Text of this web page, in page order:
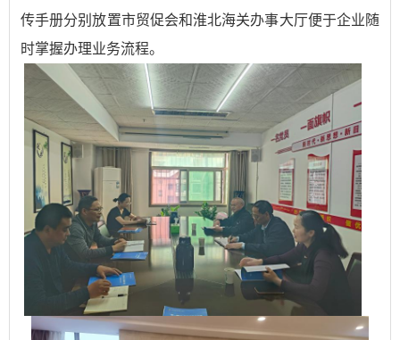
传手册分别放置市贸促会和淮北海关办事大厅便于企业随
时掌握办理业务流程。